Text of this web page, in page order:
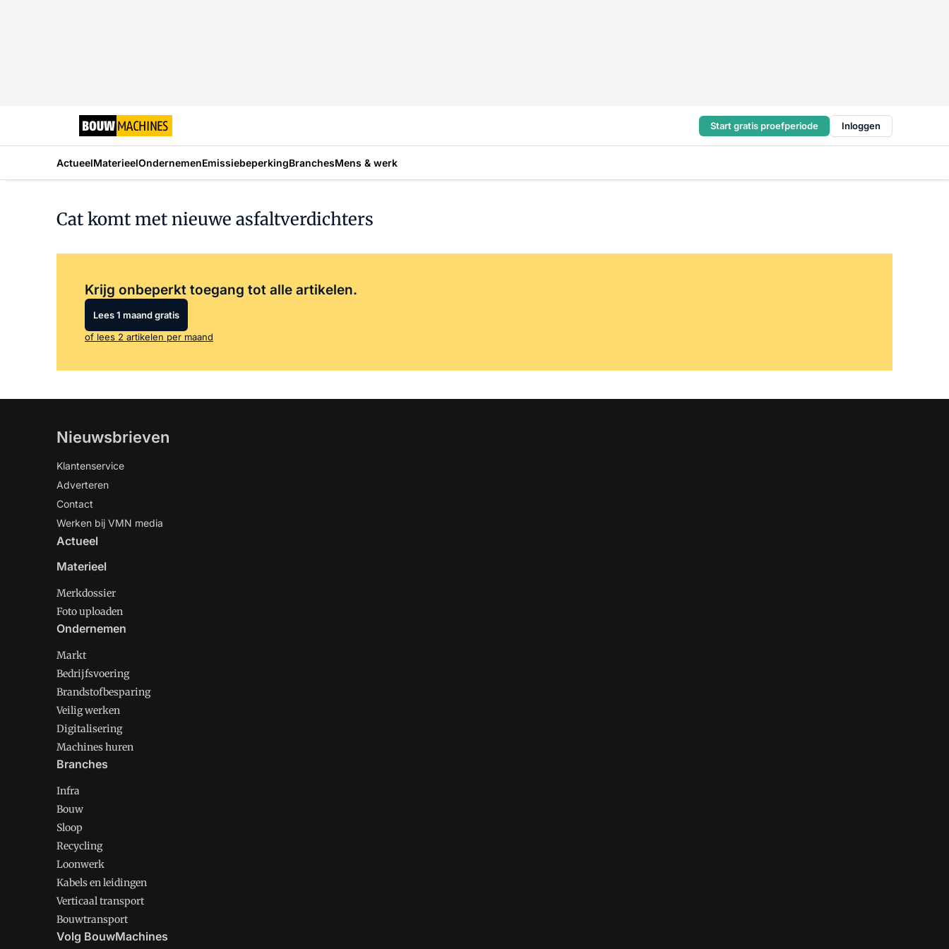
Start gratis proefperiode Inloggen
ActueelMaterieelOndernemenEmissiebeperkingBranchesMens & werk
Cat komt met nieuwe asfaltverdichters
Krijg onbeperkt toegang tot alle artikelen.
Lees 1 maand gratis
of lees 2 artikelen per maand
Nieuwsbrieven
Klantenservice
Adverteren
Contact
Werken bij VMN media
Actueel
Materieel
Merkdossier
Foto uploaden
Ondernemen
Markt
Bedrijfsvoering
Brandstofbesparing
Veilig werken
Digitalisering
Machines huren
Branches
Infra
Bouw
Sloop
Recycling
Loonwerk
Kabels en leidingen
Verticaal transport
Bouwtransport
Volg BouwMachines